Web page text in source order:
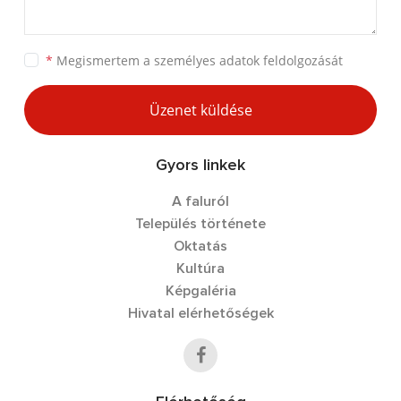
* Megismertem a személyes adatok feldolgozását
Üzenet küldése
Gyors linkek
A faluról
Település története
Oktatás
Kultúra
Képgaléria
Hivatal elérhetőségek